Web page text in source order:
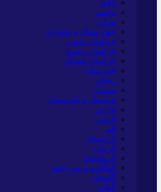
ایلام
بوشهر
تهران
چهار محال و بختیاری
خراسان جنوبی
خراسان رضوی
خراسان شمالی
خوزستان
زنجان
سمنان
سیستان و بلوچستان
فارس
قزوین
قم
کردستان
کرمان
کرمانشاه
کهگلویه و بویر احمد
گلستان
گیلان